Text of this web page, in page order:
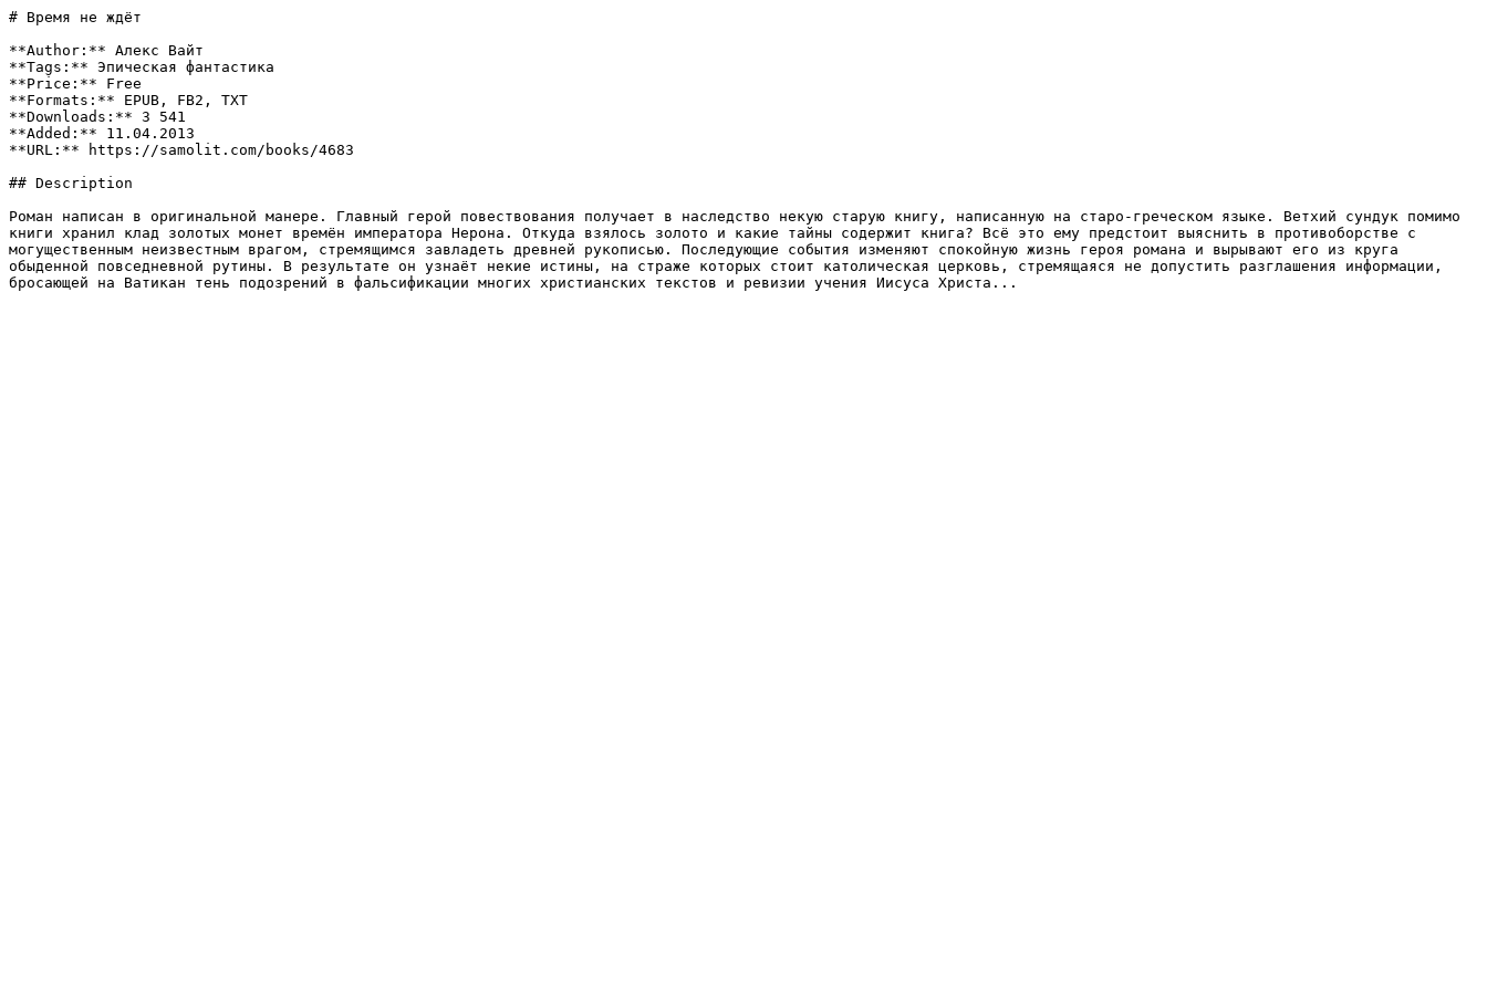
# Время не ждёт
**Author:** Алекс Вайт
**Tags:** Эпическая фантастика
**Price:** Free
**Formats:** EPUB, FB2, TXT
**Downloads:** 3 541
**Added:** 11.04.2013
**URL:** https://samolit.com/books/4683
## Description
Роман написан в оригинальной манере. Главный герой повествования получает в наследство некую старую книгу, написанную на старо-греческом языке. Ветхий сундук помимо
книги хранил клад золотых монет времён императора Нерона. Откуда взялось золото и какие тайны содержит книга? Всё это ему предстоит выяснить в противоборстве с
могущественным неизвестным врагом, стремящимся завладеть древней рукописью. Последующие события изменяют спокойную жизнь героя романа и вырывают его из круга
обыденной повседневной рутины. В результате он узнаёт некие истины, на страже которых стоит католическая церковь, стремящаяся не допустить разглашения информации,
бросающей на Ватикан тень подозрений в фальсификации многих христианских текстов и ревизии учения Иисуса Христа...